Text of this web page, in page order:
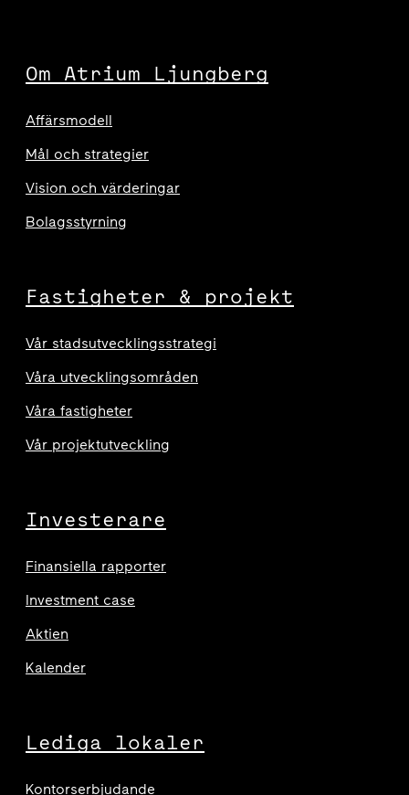
Om Atrium Ljungberg
Affärsmodell
Mål och strategier
Vision och värderingar
Bolagsstyrning
Fastigheter & projekt
Vår stadsutvecklingsstrategi
Våra utvecklingsområden
Våra fastigheter
Vår projektutveckling
Investerare
Finansiella rapporter
Investment case
Aktien
Kalender
Lediga lokaler
Kontorserbjudande